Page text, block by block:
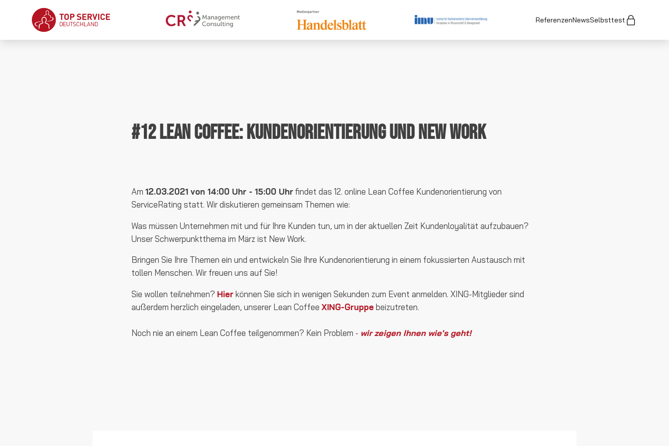
ReferenzenNewsSelbsttest
#12 Lean Coffee: Kundenorientierung und New Work
Am 12.03.2021 von 14:00 Uhr - 15:00 Uhrfindet das 12. online Lean Coffee Kundenorientierung von
ServiceRating statt. Wir diskutieren gemeinsam Themen wie:
Was müssen Unternehmen mit und für Ihre Kunden tun, um in der aktuellen Zeit Kundenloyalität aufzubauen?
Unser Schwerpunktthema im März ist New Work.
Bringen Sie Ihre Themen ein und entwickeln Sie Ihre Kundenorientierung in einem fokussierten Austausch mit
tollen Menschen. Wir freuen uns auf Sie!
Sie wollen teilnehmen? Hierkönnen Sie sich in wenigen Sekunden zum Event anmelden. XING-Mitglieder sind
außerdem herzlich eingeladen, unserer Lean Coffee XING-Gruppebeizutreten.
Noch nie an einem Lean Coffee teilgenommen? Kein Problem - wir zeigen Ihnen wie's geht!